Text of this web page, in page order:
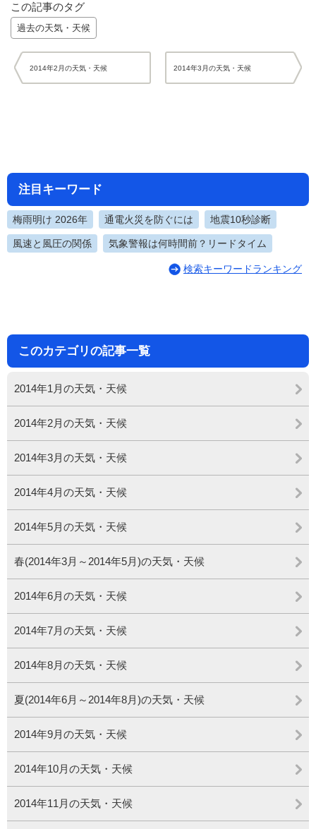
この記事のタグ
過去の天気・天候
2014年2月の天気・天候 2014年3月の天気・天候
注目キーワード
梅雨明け 2026年 通電火災を防ぐには 地震10秒診断
風速と風圧の関係 気象警報は何時間前？リードタイム
検索キーワードランキング
このカテゴリの記事一覧
2014年1月の天気・天候
2014年2月の天気・天候
2014年3月の天気・天候
2014年4月の天気・天候
2014年5月の天気・天候
春(2014年3月～2014年5月)の天気・天候
2014年6月の天気・天候
2014年7月の天気・天候
2014年8月の天気・天候
夏(2014年6月～2014年8月)の天気・天候
2014年9月の天気・天候
2014年10月の天気・天候
2014年11月の天気・天候